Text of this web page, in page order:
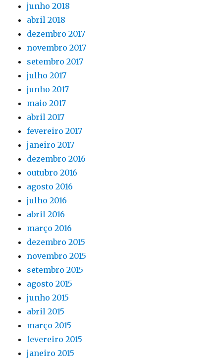
junho 2018
abril 2018
dezembro 2017
novembro 2017
setembro 2017
julho 2017
junho 2017
maio 2017
abril 2017
fevereiro 2017
janeiro 2017
dezembro 2016
outubro 2016
agosto 2016
julho 2016
abril 2016
março 2016
dezembro 2015
novembro 2015
setembro 2015
agosto 2015
junho 2015
abril 2015
março 2015
fevereiro 2015
janeiro 2015